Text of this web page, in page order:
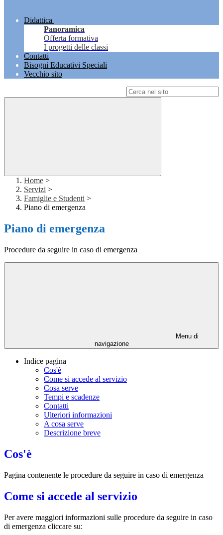
Didattica
Panoramica
Offerta formativa
I progetti delle classi
Contatti
Bisogni Educativi Speciali
Vecchio sito
Home >
Servizi >
Famiglie e Studenti >
Piano di emergenza
Piano di emergenza
Procedure da seguire in caso di emergenza
Menu di
navigazione
Indice pagina
Cos'è
Come si accede al servizio
Cosa serve
Tempi e scadenze
Contatti
Ulteriori informazioni
A cosa serve
Descrizione breve
Cos'è
Pagina contenente le procedure da seguire in caso di emergenza
Come si accede al servizio
Per avere maggiori informazioni sulle procedure da seguire in caso
di emergenza cliccare su: